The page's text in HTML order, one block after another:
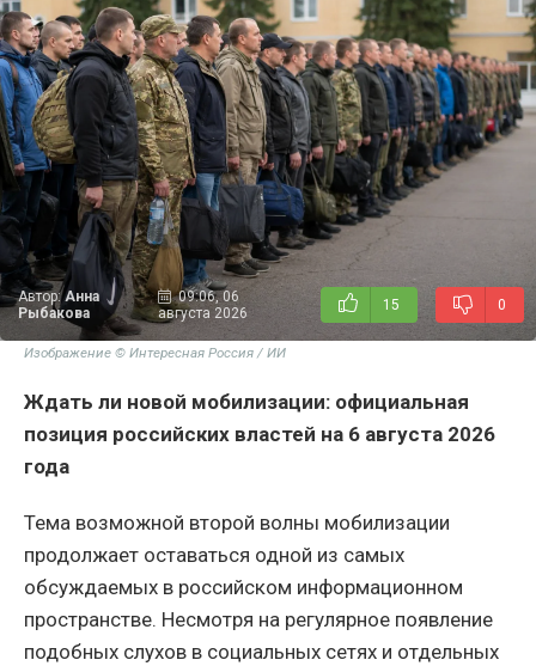
Автор:Анна
Рыбакова
09:06, 06
августа 2026
15 0
Изображение © Интересная Россия / ИИ
Ждать ли новой мобилизации: официальная
позиция российских властей на 6 августа 2026
года
Тема возможной второй волны мобилизации
продолжает оставаться одной из самых
обсуждаемых в российском информационном
пространстве. Несмотря на регулярное появление
подобных слухов в социальных сетях и отдельных